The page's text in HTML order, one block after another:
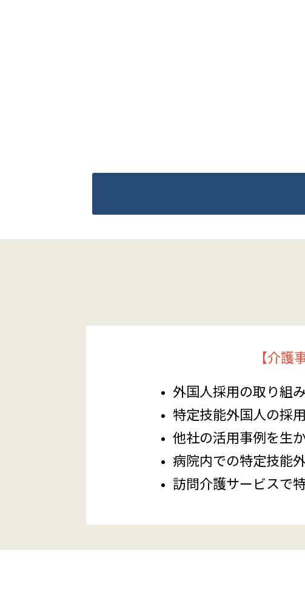
【介護
外国人採用の取り組
特定技能外国人の採
他社の活用事例を生
病院内での特定技能
訪問介護サービスで